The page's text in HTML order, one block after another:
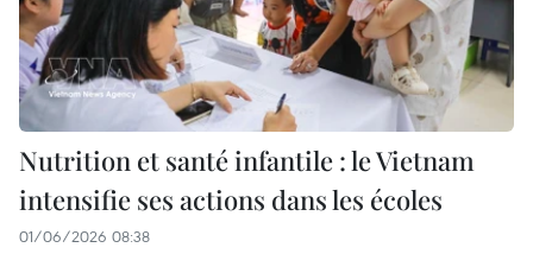
Nutrition et santé infantile : le Vietnam
intensifie ses actions dans les écoles
01/06/2026 08:38